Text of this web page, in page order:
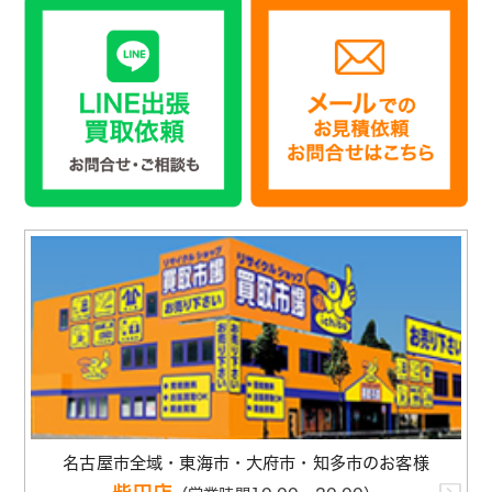
名古屋市全域・東海市・大府市・知多市のお客様